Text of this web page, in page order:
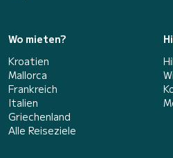
Wo mieten?
Kroatien
Mallorca
Frankreich
Italien
Griechenland
Alle Reiseziele